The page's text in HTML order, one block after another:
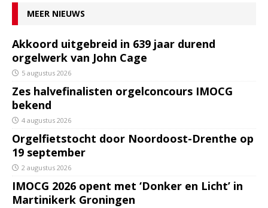
MEER NIEUWS
Akkoord uitgebreid in 639 jaar durend
orgelwerk van John Cage
5 augustus 2026
Zes halvefinalisten orgelconcours IMOCG
bekend
4 augustus 2026
Orgelfietstocht door Noordoost-Drenthe op
19 september
2 augustus 2026
IMOCG 2026 opent met ‘Donker en Licht’ in
Martinikerk Groningen